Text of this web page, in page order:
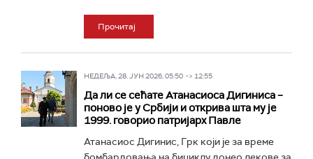
Прочитај
НЕДЕЉА, 28. ЈУН 2026, 05:50 -> 12:55
Да ли се сећате Атанасиоса Дигиниса –
поново је у Србији и открива шта му је
1999. говорио патријарх Павле
Атанасиос Дигинис, Грк који је за време